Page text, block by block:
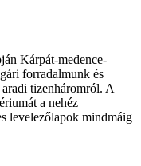
Kárpát-medence-
forradalmunk és
tizenháromról. A
a nehéz
levelezőlapok mindmáig